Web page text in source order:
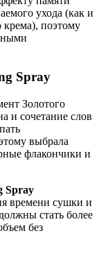
ухода (как и
поэтому
Spray
Золотого
и сочетание слов
выбрала
флакончики и
Spray
времени сушки и
стать более
без